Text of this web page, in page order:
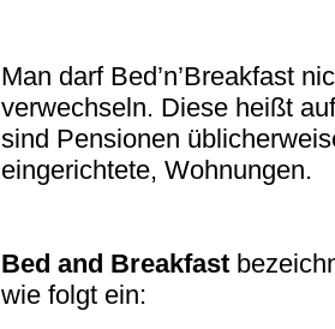
Man darf Bed’n’Breakfast
verwechseln. Diese heißt
sind Pensionen
eingerichtete, Wohnungen.
Bed and Breakfast
wie folgt ein: